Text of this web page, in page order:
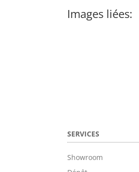
Images liées:
SERVICES
Showroom